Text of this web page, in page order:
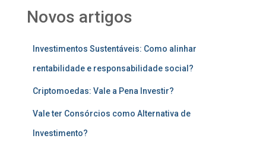
Novos artigos
Investimentos Sustentáveis: Como alinhar
rentabilidade e responsabilidade social?
Criptomoedas: Vale a Pena Investir?
Vale ter Consórcios como Alternativa de
Investimento?